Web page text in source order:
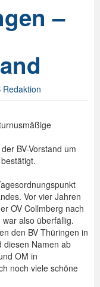
–
Redaktion
BV-Vorstand um
Vor vier Jahren
OV Collmberg nach
also überfällig.
den BV Thüringen in
diesen Namen ab
OM in
noch viele schöne